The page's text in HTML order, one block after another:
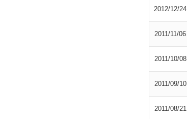
2012/12/24
2011/11/06
2011/10/08
2011/09/10
2011/08/21